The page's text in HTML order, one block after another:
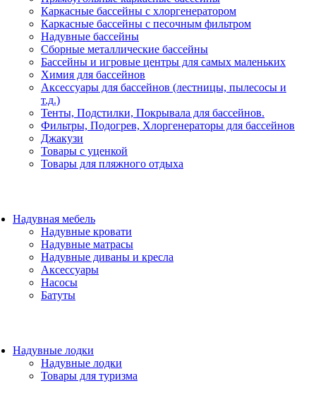
Каркасные бассейны с хлоргенератором
Каркасные бассейны с песочным фильтром
Надувные бассейны
Сборные металлические бассейны
Бассейны и игровые центры для самых маленьких
Химия для бассейнов
Аксессуары для бассейнов (лестницы, пылесосы и
т.д.)
Тенты, Подстилки, Покрывала для бассейнов.
Фильтры, Подогрев, Хлоргенераторы для бассейнов
Джакузи
Товары с уценкой
Товары для пляжного отдыха
Надувная мебель
Надувные кровати
Надувные матрасы
Надувные диваны и кресла
Аксессуары
Насосы
Батуты
Надувные лодки
Надувные лодки
Товары для туризма